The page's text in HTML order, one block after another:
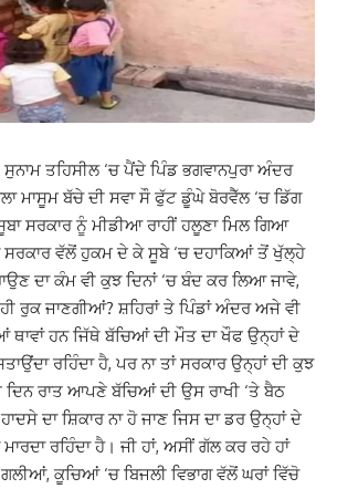
ਤਹਿਸੀਲ ‘ਚ ਪੈਂਦੇ ਪਿੰਡ ਭਗਵਾਨਪੁਰਾ ਅੰਦਰ
ਮਾਸੂਮ ਬੱਚੇ ਦੀ ਸਵਾ ਸੌ ਫੁੱਟ ਡੂੰਘੇ ਬੋਰਵੈੱਲ ‘ਚ ਡਿੱਗ
ਸਰਕਾਰ ਨੂੰ ਮੀਡੀਆ ਰਾਹੀਂ ਹਲੂਣਾ ਮਿਲ ਗਿਆ
ਵੱਲੋਂ ਹੁਕਮ ਦੇ ਕੇ ਸੂਬੇ ‘ਚ ਦਹਾਕਿਆਂ ਤੋਂ ਖੁੱਲ੍ਹੇ
ਦਾ ਕੰਮ ਵੀ ਕੁਝ ਦਿਨਾਂ ‘ਚ ਬੰਦ ਕਰ ਲਿਆ ਜਾਵੇ,
ਰੁਕ ਜਾਣਗੀਆਂ? ਸ਼ਹਿਰਾਂ ਤੇ ਪਿੰਡਾਂ ਅੰਦਰ ਅਜੇ ਵੀ
ਥਾਵਾਂ ਹਨ ਜਿੱਥੇ ਬੱਚਿਆਂ ਦੀ ਮੌਤ ਦਾ ਖੌਫ ਉਨ੍ਹਾਂ ਦੇ
ਰਹਿੰਦਾ ਹੈ, ਪਰ ਨਾ ਤਾਂ ਸਰਕਾਰ ਉਨ੍ਹਾਂ ਦੀ ਕੁਝ
ਦਿਨ ਰਾਤ ਆਪਣੇ ਬੱਚਿਆਂ ਦੀ ਉਸ ਰਾਖੀ ‘ਤੇ ਬੈਠ
ਦਾ ਸ਼ਿਕਾਰ ਨਾ ਹੋ ਜਾਣ ਜਿਸ ਦਾ ਡਰ ਉਨ੍ਹਾਂ ਦੇ
ਰਹਿੰਦਾ ਹੈ। ਜੀ ਹਾਂ, ਅਸੀਂ ਗੱਲ ਕਰ ਰਹੇ ਹਾਂ
ਕੂਚਿਆਂ ‘ਚ ਬਿਜਲੀ ਵਿਭਾਗ ਵੱਲੋਂ ਘਰਾਂ ਵਿੱਚੋ